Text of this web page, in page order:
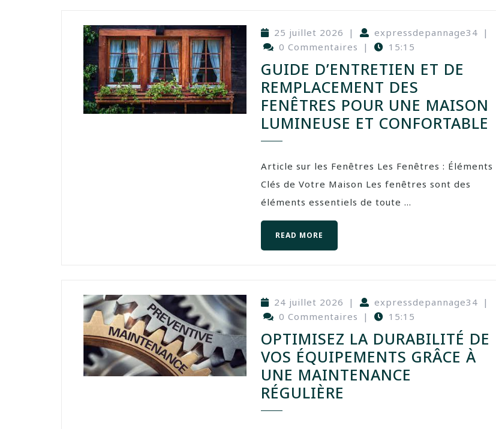
25 juillet 2026 | expressdepannage34 |
0 Commentaires
| 15:15
GUIDE D’ENTRETIEN ET DE
REMPLACEMENT DES
FENÊTRES POUR UNE MAISON
LUMINEUSE ET CONFORTABLE
Article sur les Fenêtres Les Fenêtres : Éléments
Clés de Votre Maison Les fenêtres sont des
éléments essentiels de toute ...
READ MORE
24 juillet 2026 | expressdepannage34 |
0 Commentaires
| 15:15
OPTIMISEZ LA DURABILITÉ DE
VOS ÉQUIPEMENTS GRÂCE À
UNE MAINTENANCE
RÉGULIÈRE